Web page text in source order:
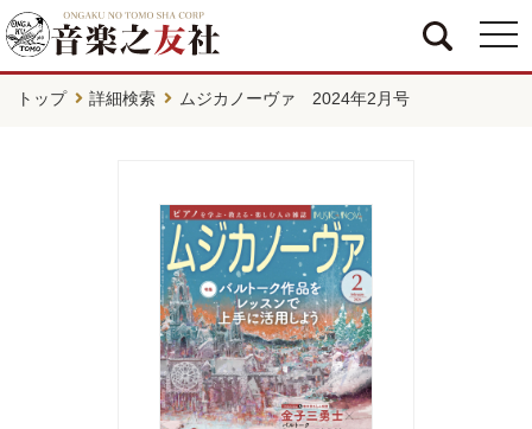
トップ 詳細検索 ムジカノーヴァ 2024年2月号